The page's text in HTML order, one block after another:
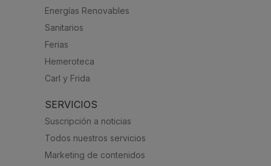
Energías Renovables
Sanitarios
Ferias
Hemeroteca
Carl y Frida
SERVICIOS
Suscripción a noticias
Todos nuestros servicios
Marketing de contenidos